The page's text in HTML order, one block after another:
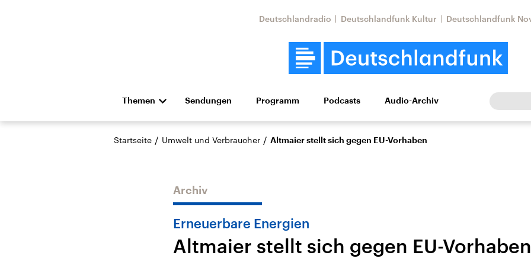
Deutschlandradio Deutschlandfunk Kultur Deutschlandfunk
Themen
Die Nachrichten Politik Wirtschaft Wissen Kultur Europa
Hörspiel und Feature Musik
Landtagswahl Sachsen-
USA
Nahostkonflikt
Aktuelle Lage und
Iran
Sendungen Programm Podcasts Audio-Archiv
Startseite / Umwelt und Verbraucher / Altmaier stellt sich gegen EU-Vorhaben
Archiv
Erneuerbare Energien
Altmaier stellt sich gegen EU-Vorhaben